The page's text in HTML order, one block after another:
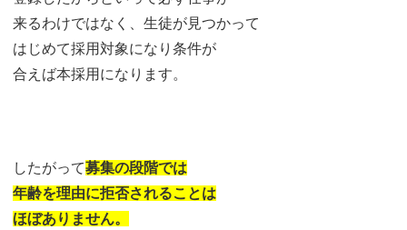
来るわけではなく、生徒が見つかって
はじめて採用対象になり条件が
合えば本採用になります。
したがって募集の段階では
年齢を理由に拒否されることは
ほぼありません。